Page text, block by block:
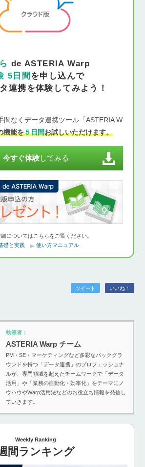
de ASTERIA Warp
5日間 を申し込んで
連携を体験してみよう！
間なくデータ連携ツール「ASTERIA W
機能を５日間お試しいただけます。
今すぐ体験してみる
についてはこちらをご覧ください。
礎と実践
使い方マニュアル
ツイート いいね！
執筆者：
ASTERIA Warp チーム
PM・SE・マーケティングなど多彩なバックグラ
ウンドを持つ「データ連携」のプロフェッショナ
ルが、専門領域を超えたチームワークで「データ
活用」や「業務の自動化・効率化」をテーマにノ
ウハウやWarp活用法などのお役立ち情報を発信し
ていきます。
Weekly Ranking
間ランキング